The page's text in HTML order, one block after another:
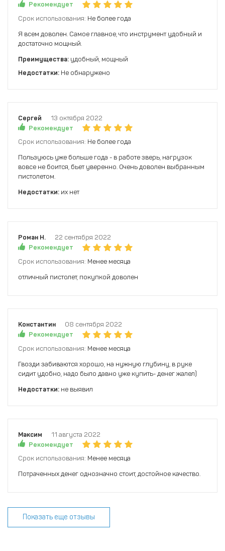
Рекомендует
Срок использования: Не более года
Я всем доволен. Самое главное, что инструмент удобный и
достаточно мощный.
Преимущества: удобный, мощный
Недостатки: Не обнаружено
Сергей
13 октября 2022
Рекомендует
Срок использования: Не более года
Пользуюсь уже больше года - в работе зверь, нагрузок
вовсе не боится, бьет уверенно. Очень доволен выбранным
пистолетом.
Недостатки: их нет
Роман Н.
22 сентября 2022
Рекомендует
Срок использования: Менее месяца
отличный пистолет, покупкой доволен
Константин
08 сентября 2022
Рекомендует
Срок использования: Менее месяца
Гвозди забиваются хорошо, на нужную глубину, в руке
сидит удобно, надо было давно уже купить- денег жалел)
Недостатки: не выявил
Максим
11 августа 2022
Рекомендует
Срок использования: Менее месяца
Потраченных денег однозначно стоит, достойное качество.
Показать еще отзывы